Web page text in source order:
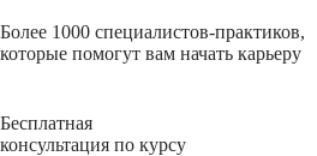
Более 1000 специалистов-практиков,
которые помогут вам начать карьеру
Бесплатная
консультация по курсу